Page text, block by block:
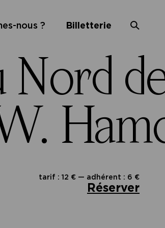
nous ? Billetterie
tarif : 12 € — adhérent : 6 €
Réserver